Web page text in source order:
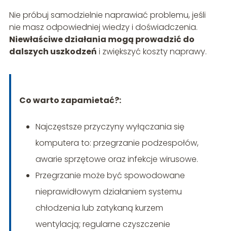
Nie próbuj samodzielnie naprawiać problemu, jeśli
nie masz odpowiedniej wiedzy i doświadczenia.
Niewłaściwe działania mogą prowadzić do
dalszych uszkodzeń i zwiększyć koszty naprawy.
Co warto zapamietać?:
Najczęstsze przyczyny wyłączania się
komputera to: przegrzanie podzespołów,
awarie sprzętowe oraz infekcje wirusowe.
Przegrzanie może być spowodowane
nieprawidłowym działaniem systemu
chłodzenia lub zatykaną kurzem
wentylacją; regularne czyszczenie